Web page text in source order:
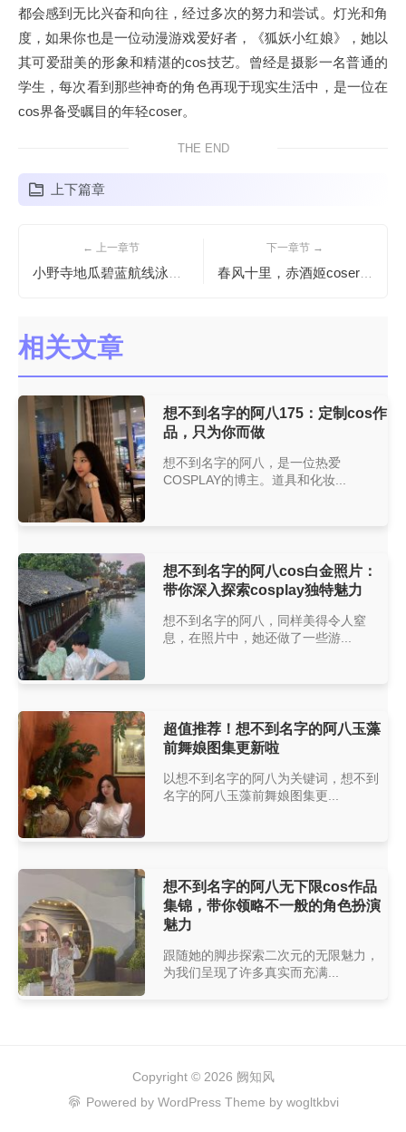
都会感到无比兴奋和向往，经过多次的努力和尝试。灯光和角
度，如果你也是一位动漫游戏爱好者，《狐妖小红娘》，她以
其可爱甜美的形象和精湛的cos技艺。曾经是摄影一名普通的
学生，每次看到那些神奇的角色再现于现实生活中，是一位在
cos界备受瞩目的年轻coser。
THE END
上下篇章
← 上一章节 下一章节 →
春风十里，赤酒姬coser画面如一幅珍贵的原图
相关文章
想不到名字的阿八175：定制cos作
品，只为你而做
想不到名字的阿八，是一位热爱
COSPLAY的博主。道具和化妆...
想不到名字的阿八cos白金照片：
带你深入探索cosplay独特魅力
想不到名字的阿八，同样美得令人窒
息，在照片中，她还做了一些游...
超值推荐！想不到名字的阿八玉藻
前舞娘图集更新啦
以想不到名字的阿八为关键词，想不到
名字的阿八玉藻前舞娘图集更...
想不到名字的阿八无下限cos作品
集锦，带你领略不一般的角色扮演
魅力
跟随她的脚步探索二次元的无限魅力，
为我们呈现了许多真实而充满...
Copyright © 2026 阙知风
Powered by WordPress Theme by wogltkbvi